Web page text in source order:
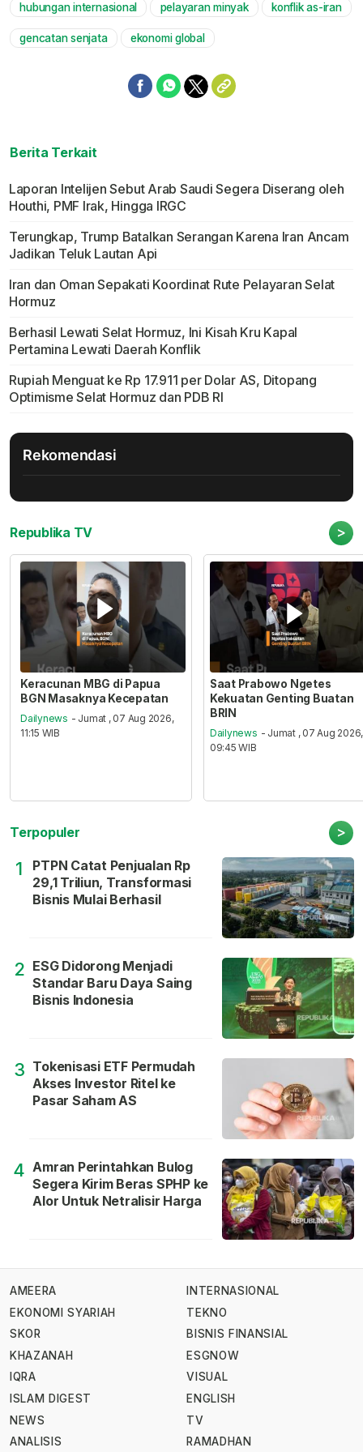
hubungan internasional pelayaran minyak konflik as-iran
gencatan senjata ekonomi global
Berita Terkait
Laporan Intelijen Sebut Arab Saudi Segera Diserang oleh
Houthi, PMF Irak, Hingga IRGC
Terungkap, Trump Batalkan Serangan Karena Iran Ancam
Jadikan Teluk Lautan Api
Iran dan Oman Sepakati Koordinat Rute Pelayaran Selat
Hormuz
Berhasil Lewati Selat Hormuz, Ini Kisah Kru Kapal
Pertamina Lewati Daerah Konflik
Rupiah Menguat ke Rp 17.911 per Dolar AS, Ditopang
Optimisme Selat Hormuz dan PDB RI
Rekomendasi
Republika TV >
Keracunan MBG di Papua
BGN Masaknya Kecepatan
Dailynews - Jumat , 07 Aug 2026,
11:15 WIB
Saat Prabowo Ngetes
Kekuatan Genting Buatan
BRIN
Dailynews - Jumat , 07 Aug 2026,
09:45 WIB
Terpopuler >
1
PTPN Catat Penjualan Rp
29,1 Triliun, Transformasi
Bisnis Mulai Berhasil
2 ESG Didorong Menjadi
Standar Baru Daya Saing
Bisnis Indonesia
3 Tokenisasi ETF Permudah
Akses Investor Ritel ke
Pasar Saham AS
4 Amran Perintahkan Bulog
Segera Kirim Beras SPHP ke
Alor Untuk Netralisir Harga
AMEERA
EKONOMI SYARIAH
SKOR
KHAZANAH
IQRA
ISLAM DIGEST
NEWS
ANALISIS
INTERNASIONAL
TEKNO
BISNIS FINANSIAL
ESGNOW
VISUAL
ENGLISH
TV
RAMADHAN